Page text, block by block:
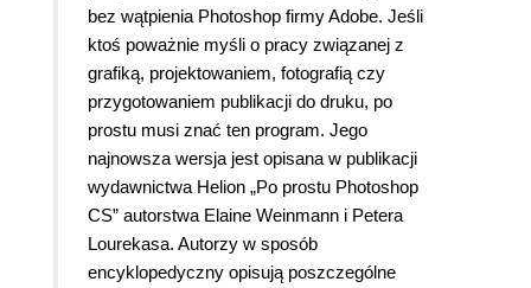
bez wątpienia Photoshop firmy Adobe. Jeśli
ktoś poważnie myśli o pracy związanej z
grafiką, projektowaniem, fotografią czy
przygotowaniem publikacji do druku, po
prostu musi znać ten program. Jego
najnowsza wersja jest opisana w publikacji
wydawnictwa Helion „Po prostu Photoshop
CS” autorstwa Elaine Weinmann i Petera
Lourekasa. Autorzy w sposób
encyklopedyczny opisują poszczególne